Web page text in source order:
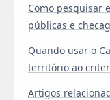
Como pesquisar
públicas e
Quando usar o
território ao
Artigos